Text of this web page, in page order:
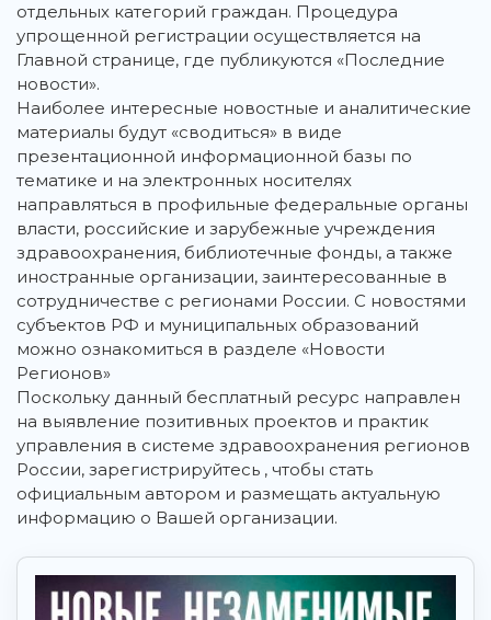
отдельных категорий граждан. Процедура
упрощенной регистрации осуществляется на
Главной странице, где публикуются «Последние
новости».
Наиболее интересные новостные и аналитические
материалы будут «сводиться» в виде
презентационной информационной базы по
тематике и на электронных носителях
направляться в профильные федеральные органы
власти, российские и зарубежные учреждения
здравоохранения, библиотечные фонды, а также
иностранные организации, заинтересованные в
сотрудничестве с регионами России. С новостями
субъектов РФ и муниципальных образований
можно ознакомиться в разделе «Новости
Регионов»
Поскольку данный бесплатный ресурс направлен
на выявление позитивных проектов и практик
управления в системе здравоохранения регионов
России, зарегистрируйтесь , чтобы стать
официальным автором и размещать актуальную
информацию о Вашей организации.